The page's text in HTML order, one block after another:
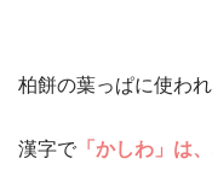
柏餅の葉っぱに使わ
漢字で 「かしわ」は